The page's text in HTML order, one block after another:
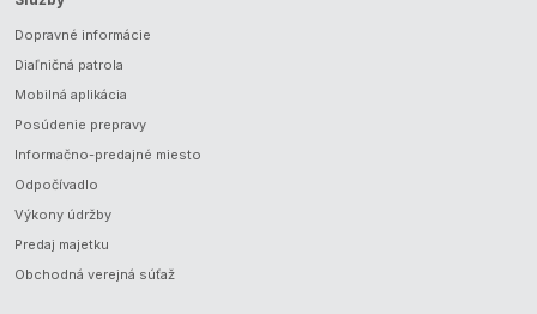
Dopravné informácie
Diaľničná patrola
Mobilná aplikácia
Posúdenie prepravy
Informačno-predajné miesto
Odpočívadlo
Výkony údržby
Predaj majetku
Obchodná verejná súťaž